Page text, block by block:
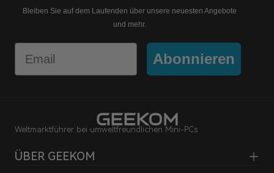
Bleiben Sie auf dem Laufenden über unsere neuesten Angebote
und mehr.
Abonnieren
Weltmarktführer bei umweltfreundlichen Mini-PCs
ÜBER GEEKOM